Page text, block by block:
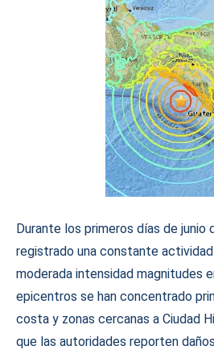
Durante los primeros días de junio
registrado una constante
moderada intensidad magnitudes
epicentros se han concentrado
costa y zonas cercanas a Ciudad
que las autoridades reporten